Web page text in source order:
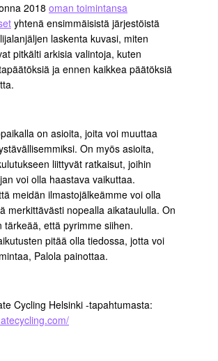
2018 oman toimintansa
yhtenä ensimmäisistä järjestöistä
laskenta kuvasi, miten
pitkälti arkisia valintoja, kuten
ja ennen kaikkea päätöksiä
on asioita, joita voi muuttaa
On myös asioita,
liittyvät ratkaisut, joihin
voi olla haastava vaikuttaa.
meidän ilmastojälkeämme voi olla
merkittävästi nopealla aikataululla. On
tärkeää, että pyrimme siihen.
pitää olla tiedossa, jotta voi
Palola painottaa.
Cycling Helsinki -tapahtumasta: